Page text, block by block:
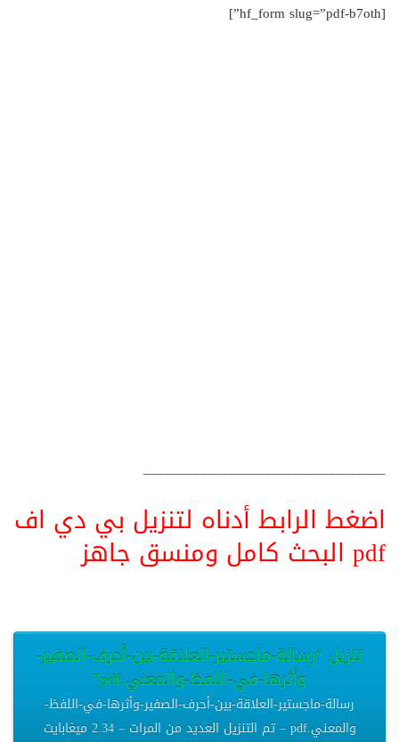
[hf_form slug=”pdf-b7oth”]
__________________________________
اضغط الرابط أدناه لتنزيل بي دي اف
pdf البحث كامل ومنسق جاهز
تنزيل “رسالة-ماجستير-العلاقة-بين-أحرف-الصفير-
وأثرها-في-اللفظ-والمعني.pdf”
رسالة-ماجستير-العلاقة-بين-أحرف-الصفير-وأثرها-في-اللفظ-
والمعني.pdf – تم التنزيل العديد من المرات – 2.34 ميغابايت